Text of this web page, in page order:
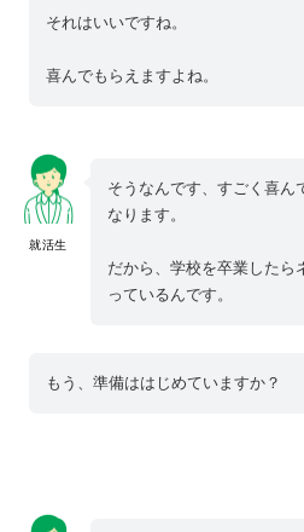
それはいいですね。
喜んでもらえますよね。
就活生
そうなんです、すごく喜ん
なります。
だから、学校を卒業したら
っているんです。
もう、準備ははじめていますか？